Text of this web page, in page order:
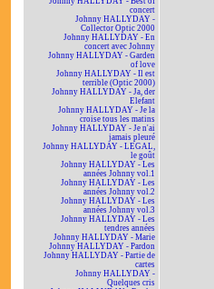
concert
Johnny HALLYDAY -
Collector Optic 2000
Johnny HALLYDAY - En
concert avec Johnny
Johnny HALLYDAY - Garden
of love
Johnny HALLYDAY - Il est
terrible (Optic 2000)
Johnny HALLYDAY - Ja, der
Elefant
Johnny HALLYDAY - Je la
croise tous les matins
Johnny HALLYDAY - Je n'ai
jamais pleuré
Johnny HALLYDAY - LEGAL,
le goût
Johnny HALLYDAY - Les
années Johnny vol.1
Johnny HALLYDAY - Les
années Johnny vol.2
Johnny HALLYDAY - Les
années Johnny vol.3
Johnny HALLYDAY - Les
tendres années
Johnny HALLYDAY - Marie
Johnny HALLYDAY - Pardon
Johnny HALLYDAY - Partie de
cartes
Johnny HALLYDAY -
Quelques cris